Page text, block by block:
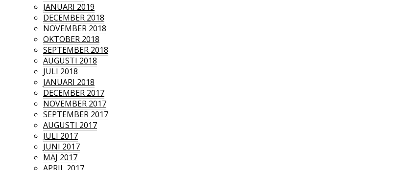
JANUARI 2019
DECEMBER 2018
NOVEMBER 2018
OKTOBER 2018
SEPTEMBER 2018
AUGUSTI 2018
JULI 2018
JANUARI 2018
DECEMBER 2017
NOVEMBER 2017
SEPTEMBER 2017
AUGUSTI 2017
JULI 2017
JUNI 2017
MAJ 2017